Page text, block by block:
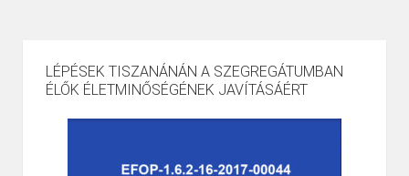
LÉPÉSEK TISZANÁNÁN A SZEGREGÁTUMBAN
ÉLŐK ÉLETMINŐSÉGÉNEK JAVÍTÁSÁÉRT